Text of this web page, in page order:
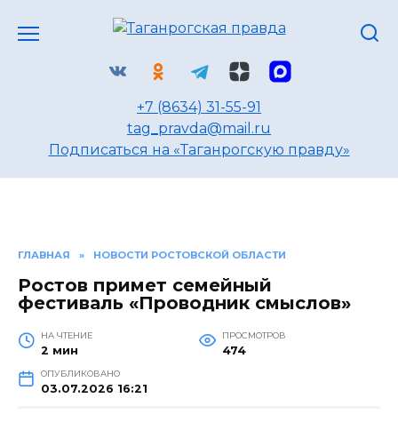
+7 (8634) 31-55-91
tag_pravda@mail.ru
Подписаться на «Таганрогскую правду»
ГЛАВНАЯ » НОВОСТИ РОСТОВСКОЙ ОБЛАСТИ
Ростов примет семейный
фестиваль «Проводник смыслов»
НА ЧТЕНИЕ
2 мин
ПРОСМОТРОВ
474
ОПУБЛИКОВАНО
03.07.2026 16:21